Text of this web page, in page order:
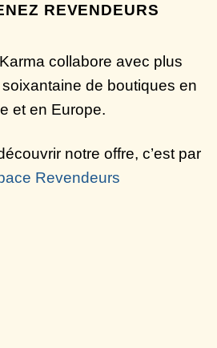
REVENDEURS
collabore avec plus
soixantaine de boutiques en
et en Europe.
notre offre, c’est par
Revendeurs